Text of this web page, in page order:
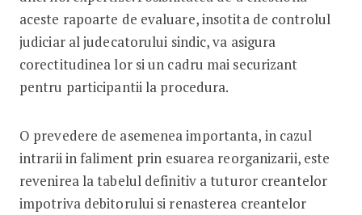
aceste rapoarte de evaluare, insotita de controlul
judiciar al judecatorului sindic, va asigura
corectitudinea lor si un cadru mai securizant
pentru participantii la procedura.
O prevedere de asemenea importanta, in cazul
intrarii in faliment prin esuarea reorganizarii, este
revenirea la tabelul definitiv a tuturor creantelor
impotriva debitorului si renasterea creantelor